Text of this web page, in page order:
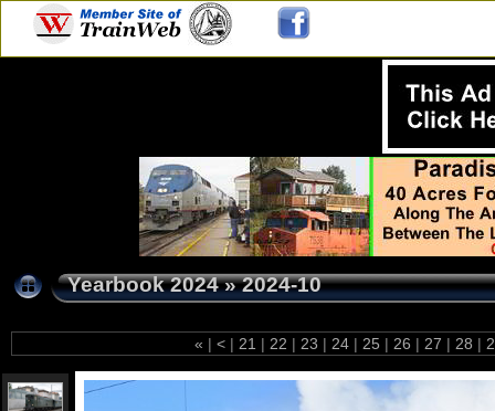
Yearbook 2024»2024-10
« | < | 21 | 22 | 23 | 24 | 25 | 26 | 27 | 28 |